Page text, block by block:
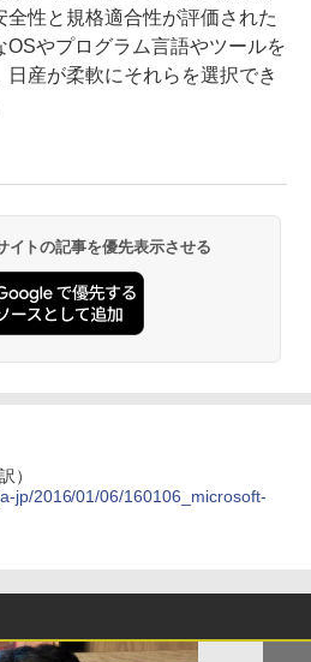
全性と規格適合性が評価された
OSやプログラム言語やツールを
産が柔軟にそれらを選択でき
イトの記事を優先表示させる
）
jp/2016/01/06/160106_microsoft-